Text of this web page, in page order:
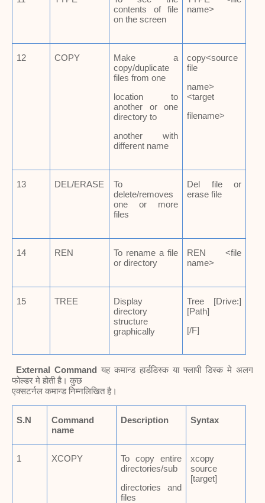
contents of file
on the screen
name>
12 COPY
Make a
copy/duplicate
files from one
location to
another or one
directory to
another with
different name
copy<source
file
name>
<target
filename>
13 DEL/ERASE
To
delete/removes
one or more
files
Del file or
erase file
14 REN
To rename a file
or directory
REN <file
name>
15 TREE
Display
directory
structure
graphically
Tree [Drive:]
[Path]
[/F]
External Command यह कमान्ड हार्डडिस्क या फ्लापी डिस्क मे अलग
फोल्डर मे होती है। कुछ
एक्सटर्नल कमान्ड निम्नलिखित है।
S.N
Command
name
Description Syntax
1 XCOPY
To copy entire
directories/sub
directories and
files
xcopy
source
[target]